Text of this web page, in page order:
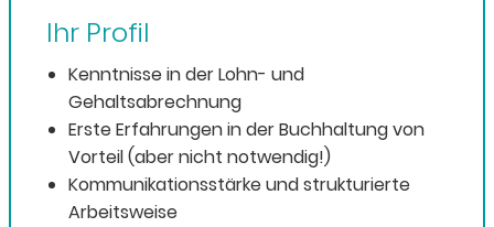
Ihr Profil
Kenntnisse in der Lohn- und
Gehaltsabrechnung
Erste Erfahrungen in der Buchhaltung von
Vorteil (aber nicht notwendig!)
Kommunikationsstärke und strukturierte
Arbeitsweise